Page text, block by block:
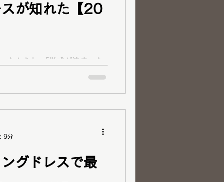
見れて楽しかったです♪こん
だけてこのお値段は破格だ
てくださり大変嬉しいです
くださいね＾＾ 似合う
が知れた【20
式が決まった
ングドレス提案・コスメ提
グドレスで最
9分